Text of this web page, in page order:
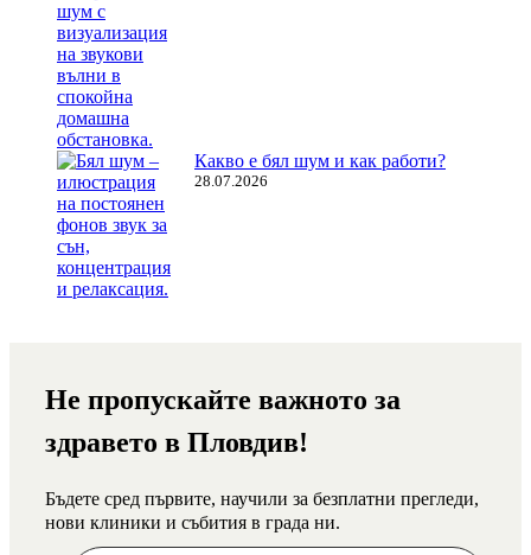
Какво е бял шум и как работи?
28.07.2026
Не пропускайте важното за
здравето в Пловдив!
Бъдете сред първите, научили за безплатни прегледи,
нови клиники и събития в града ни.